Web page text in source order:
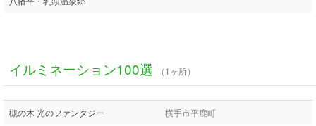
イルミネーション100選 （1ヶ所）
槻の木 光のファンタジー 横手市平鹿町